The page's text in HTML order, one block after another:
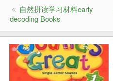
自然拼读学习材料early
decoding Books